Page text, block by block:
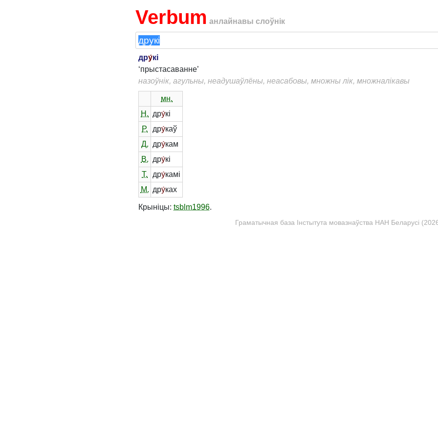
Verbum анлайнавы слоўнік
дру́кі
‘прыстасаванне’
назоўнік, агульны, неадушаўлёны, неасабовы, множны лік, множналікавы
мн.
Н. дру́кі
Р.
дру́каў
Д. дру́кам
В. дру́кі
Т.
дру́камі
М. дру́ках
Крыніцы: tsblm1996.
Граматычная база Інстытута мовазнаўства НАН Беларусі